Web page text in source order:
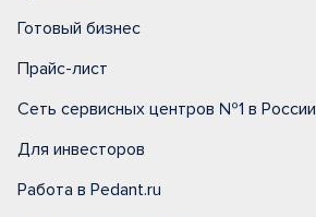
Готовый бизнес
Прайс-лист
Сеть сервисных центров №1 в России
Для инвесторов
Работа в Pedant.ru